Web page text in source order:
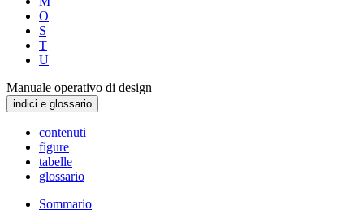
O
S
T
U
Manuale operativo di design
indici e glossario
contenuti
figure
tabelle
glossario
Sommario